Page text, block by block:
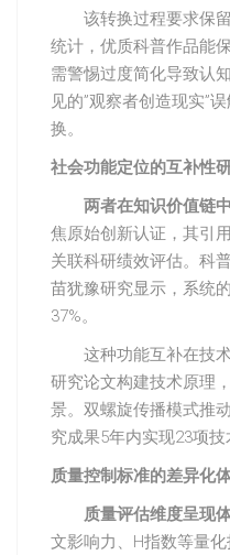
该转换过程要求保
统计，优质科普作品能
需警惕过度简化导致认
见的”观察者创造现实”
换。
社会功能定位的互补性
两者在知识价值链
焦原始创新认证，其引
关联科研绩效评估。科
苗犹豫研究显示，系统
37%。
这种功能互补在技
研究论文构建技术原理
景。双螺旋传播模式推
究成果5年内实现23项技
质量控制标准的差异化
质量评估维度呈现
文影响力、H指数等量